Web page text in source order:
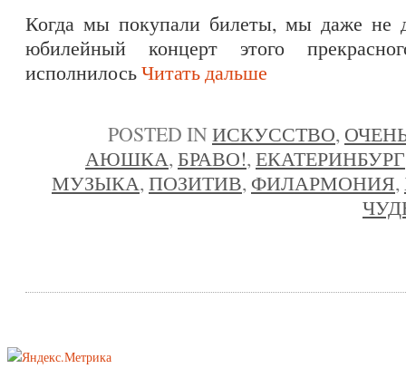
Когда мы покупали билеты, мы даже не
юбилейный концерт этого
исполнилосьЧитать дальше
POSTED INИСКУССТВО,
АЮШКА,БРАВО!,ЕКАТЕРИНБУРГ
МУЗЫКА,ПОЗИТИВ, ФИЛАРМОНИЯ,